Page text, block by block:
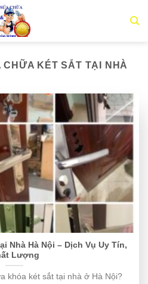
CHỮA KÉT SẮT TẠI NHÀ
Nhà Hà Nội – Dịch Vụ Uy Tín,
Lượng
khóa két sắt tại nhà ở Hà Nội?